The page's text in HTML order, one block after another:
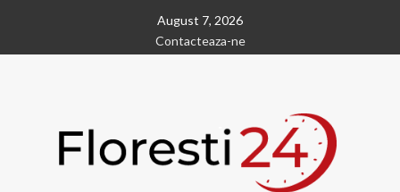
content
August 7, 2026
Contacteaza-ne